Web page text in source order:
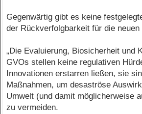
Gegenwärtig gibt es keine
der Rückverfolgbarkeit für die neuen
„Die Evaluierung, Biosicherheit und
GVOs stellen keine regulativen
Innovationen erstarren ließen, sie
Maßnahmen, um desaströse
Umwelt (und damit möglicherweise
zu vermeiden.